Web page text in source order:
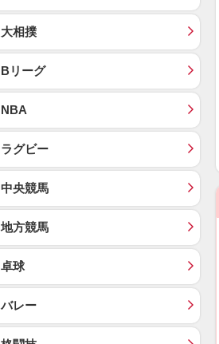
大相撲
Bリーグ
NBA
ラグビー
中央競馬
地方競馬
卓球
バレー